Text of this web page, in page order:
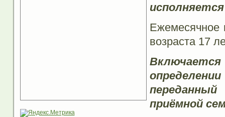
Ежемесячное
возраста 17
приёмной